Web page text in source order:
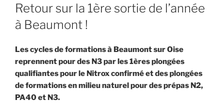
Retour sur la 1ère sortie de l’année
à Beaumont !
Les cycles de formations à Beaumont sur Oise
reprennent pour des N3 par les 1ères plongées
qualifiantes pour le Nitrox confirmé et des plongées
de formations en milieu naturel pour des prépas N2,
PA40 et N3.